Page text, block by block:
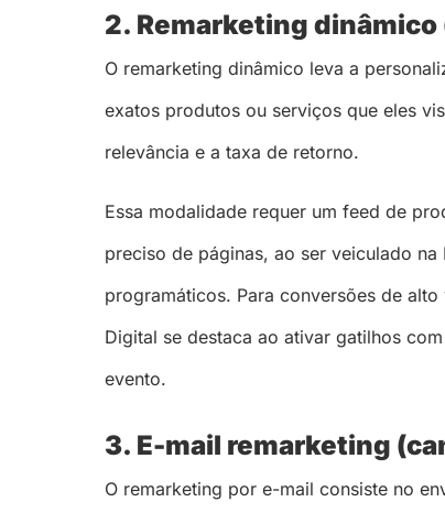
2. Remarketing
O remarketing dinâmico leva a
exatos produtos ou serviços que eles
relevância e a taxa de retorno.
Essa modalidade requer um feed de
preciso de páginas, ao ser veiculado
programáticos. Para conversões de
Digital se destaca ao ativar gatilhos
evento.
3. E-mail remarketing
O remarketing por e-mail consiste no